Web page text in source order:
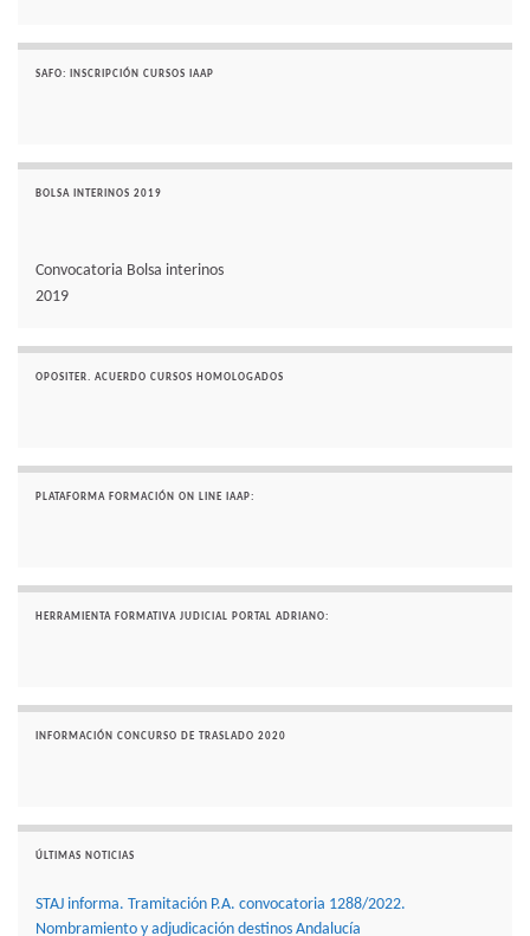
SAFO: INSCRIPCIÓN CURSOS IAAP
BOLSA INTERINOS 2019
Convocatoria Bolsa interinos
2019
OPOSITER. ACUERDO CURSOS HOMOLOGADOS
PLATAFORMA FORMACIÓN ON LINE IAAP:
HERRAMIENTA FORMATIVA JUDICIAL PORTAL ADRIANO:
INFORMACIÓN CONCURSO DE TRASLADO 2020
ÚLTIMAS NOTICIAS
STAJ informa. Tramitación P.A. convocatoria 1288/2022.
Nombramiento y adjudicación destinos Andalucía